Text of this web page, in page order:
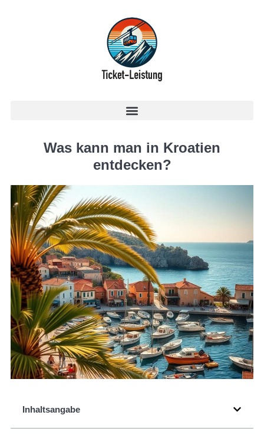
Was kann man in Kroatien
entdecken?
Inhaltsangabe